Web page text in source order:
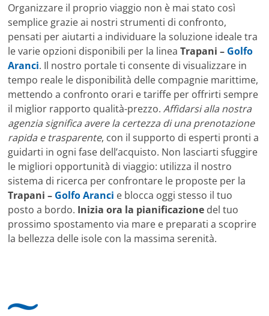
Organizzare il proprio viaggio non è mai stato così
semplice grazie ai nostri strumenti di confronto,
pensati per aiutarti a individuare la soluzione ideale tra
le varie opzioni disponibili per la lineaTrapani – Golfo
Aranci. Il nostro portale ti consente di visualizzare in
tempo reale le disponibilità delle compagnie marittime,
mettendo a confronto orari e tariffe per offrirti sempre
il miglior rapporto qualità-prezzo.Affidarsi alla nostra
agenzia significa avere la certezza di una prenotazione
rapida e trasparente, con il supporto di esperti pronti a
guidarti in ogni fase dell’acquisto. Non lasciarti sfuggire
le migliori opportunità di viaggio: utilizza il nostro
sistema di ricerca per confrontare le proposte per la
Trapani – Golfo Aranci e blocca oggi stesso il tuo
posto a bordo. Inizia ora la pianificazione del tuo
prossimo spostamento via mare e preparati a scoprire
la bellezza delle isole con la massima serenità.